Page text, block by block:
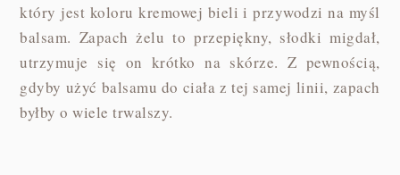
który jest koloru kremowej bieli i przywodzi na myśl
balsam. Zapach żelu to przepiękny, słodki migdał,
utrzymuje się on krótko na skórze. Z pewnością,
gdyby użyć balsamu do ciała z tej samej linii, zapach
byłby o wiele trwalszy.